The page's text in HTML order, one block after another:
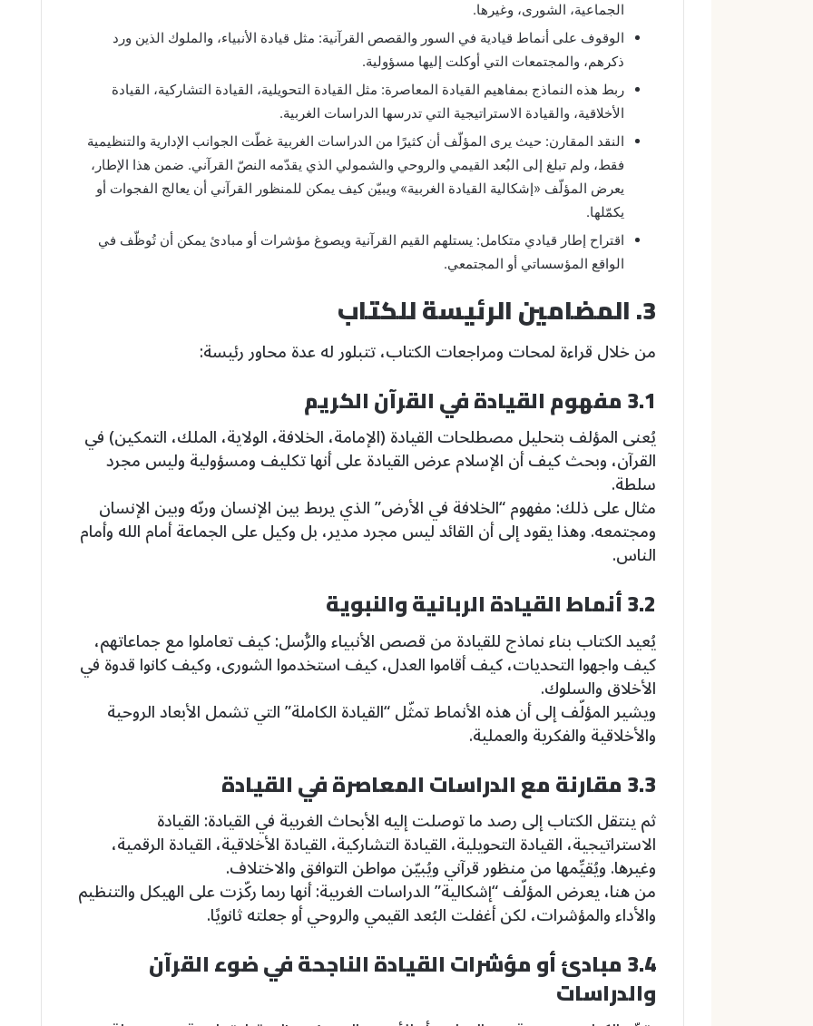
الجماعية، الشورى، وغيرها.
الوقوف على أنماط قيادية في السور والقصص القرآنية: مثل قيادة الأنبياء، والملوك الذين ورد
ذكرهم، والمجتمعات التي أوكلت إليها مسؤولية.
ربط هذه النماذج بمفاهيم القيادة المعاصرة: مثل القيادة التحويلية، القيادة التشاركية، القيادة
الأخلاقية، والقيادة الاستراتيجية التي تدرسها الدراسات الغربية.
النقد المقارن: حيث يرى المؤلّف أن كثيرًا من الدراسات الغربية غطّت الجوانب الإدارية والتنظيمية
فقط، ولم تبلغ إلى البُعد القيمي والروحي والشمولي الذي يقدّمه النصّ القرآني. ضمن هذا الإطار،
يعرض المؤلّف «إشكالية القيادة الغربية» ويبيّن كيف يمكن للمنظور القرآني أن يعالج الفجوات أو
يكمّلها.
اقتراح إطار قيادي متكامل: يستلهم القيم القرآنية ويصوغ مؤشرات أو مبادئ يمكن أن تُوظّف في
الواقع المؤسساتي أو المجتمعي.
3. المضامين الرئيسة للكتاب
من خلال قراءة لمحات ومراجعات الكتاب، تتبلور له عدة محاور رئيسة:
3.1 مفهوم القيادة في القرآن الكريم
يُعنى المؤلف بتحليل مصطلحات القيادة (الإمامة، الخلافة، الولاية، الملك، التمكين) في
القرآن، وبحث كيف أن الإسلام عرض القيادة على أنها تكليف ومسؤولية وليس مجرد
سلطة.
مثال على ذلك: مفهوم “الخلافة في الأرض” الذي يربط بين الإنسان وربّه وبين الإنسان
ومجتمعه. وهذا يقود إلى أن القائد ليس مجرد مدير، بل وكيل على الجماعة أمام الله وأمام
الناس.
3.2 أنماط القيادة الربانية والنبوية
يُعيد الكتاب بناء نماذج للقيادة من قصص الأنبياء والرُّسل: كيف تعاملوا مع جماعاتهم،
كيف واجهوا التحديات، كيف أقاموا العدل، كيف استخدموا الشورى، وكيف كانوا قدوة في
الأخلاق والسلوك.
ويشير المؤلّف إلى أن هذه الأنماط تمثّل “القيادة الكاملة” التي تشمل الأبعاد الروحية
والأخلاقية والفكرية والعملية.
3.3 مقارنة مع الدراسات المعاصرة في القيادة
ثم ينتقل الكتاب إلى رصد ما توصلت إليه الأبحاث الغربية في القيادة: القيادة
الاستراتيجية، القيادة التحويلية، القيادة التشاركية، القيادة الأخلاقية، القيادة الرقمية،
وغيرها. ويُقيِّمها من منظور قرآني ويُبيّن مواطن التوافق والاختلاف.
من هنا، يعرض المؤلّف “إشكالية” الدراسات الغربية: أنها ربما ركّزت على الهيكل والتنظيم
والأداء والمؤشرات، لكن أغفلت البُعد القيمي والروحي أو جعلته ثانويًا.
3.4 مبادئ أو مؤشرات القيادة الناجحة في ضوء القرآن
والدراسات